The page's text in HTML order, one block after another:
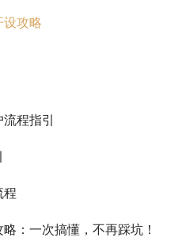
设攻略
程指引
程
：一次搞懂，不再踩坑！